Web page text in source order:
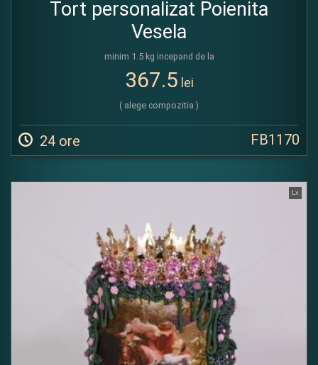
Tort personalizat Poienita
Vesela
minim 1.5 kg incepand de la
367.5 lei
( alege compozitia )
24 ore FB1170
Lx